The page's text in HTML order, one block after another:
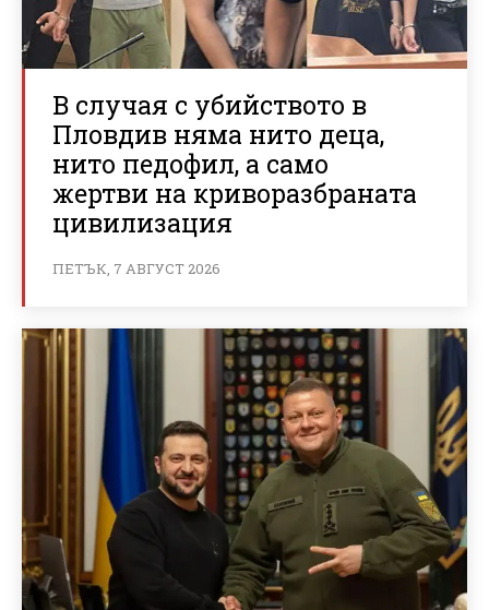
В случая с убийството в
Пловдив няма нито деца,
нито педофил, а само
жертви на криворазбраната
цивилизация
ПЕТЪК, 7 АВГУСТ 2026